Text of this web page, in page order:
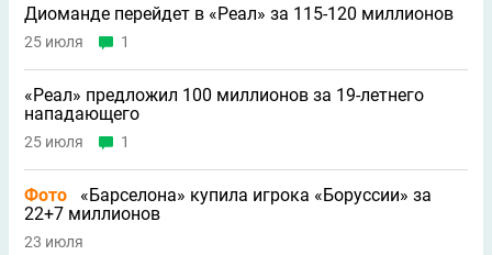
Диоманде перейдет в «Реал» за 115-120 миллионов
25 июля 1
«Реал» предложил 100 миллионов за 19-летнего
нападающего
25 июля 1
Фото
«Барселона» купила игрока «Боруссии» за
22+7 миллионов
23 июля